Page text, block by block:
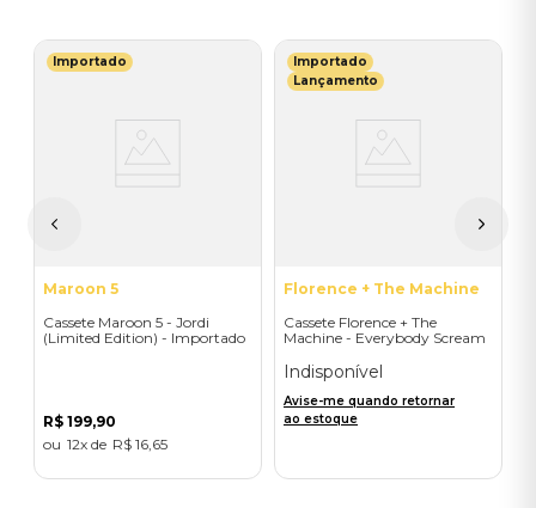
Importado
Maroon 5
Cassete Maroon 5 - Jordi
(Limited Edition) - Importado
R$ 199,90
12
R$ 16 65
Importado
Lançamento
Florence + The Machine
Cassete Florence + The
Machine - Everybody Scream
Indisponível
Avise-me quando retornar
ao estoque